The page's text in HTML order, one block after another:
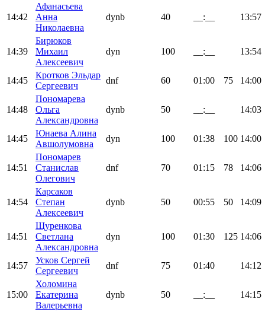
14:42
Афанасьева
Анна
Николаевна
dynb 40 __:__ 13:57
14:39
Бирюков
Михаил
Алексеевич
dyn 100 __:__ 13:54
14:45
Кротков Эльдар
Сергеевич
dnf 60 01:00 75 14:00
14:48
Пономарева
Ольга
Александровна
dynb 50 __:__ 14:03
14:45
Юнаева Алина
Авшолумовна
dyn 100 01:38 100 14:00
14:51
Пономарев
Станислав
Олегович
dnf 70 01:15 78 14:06
14:54
Карсаков
Степан
Алексеевич
dynb 50 00:55 50 14:09
14:51
Щуренкова
Светлана
Александровна
dyn 100 01:30 125 14:06
14:57
Усков Сергей
Сергеевич
dnf 75 01:40 14:12
15:00
Холомина
Екатерина
Валерьевна
dynb 50 __:__ 14:15